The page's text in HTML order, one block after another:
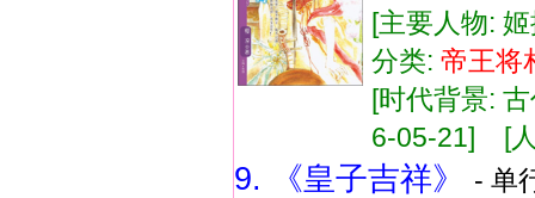
[主要人物:
分类: 帝王将
[时代背景:
6-05-21] [
9. 《皇子吉祥》
- 单